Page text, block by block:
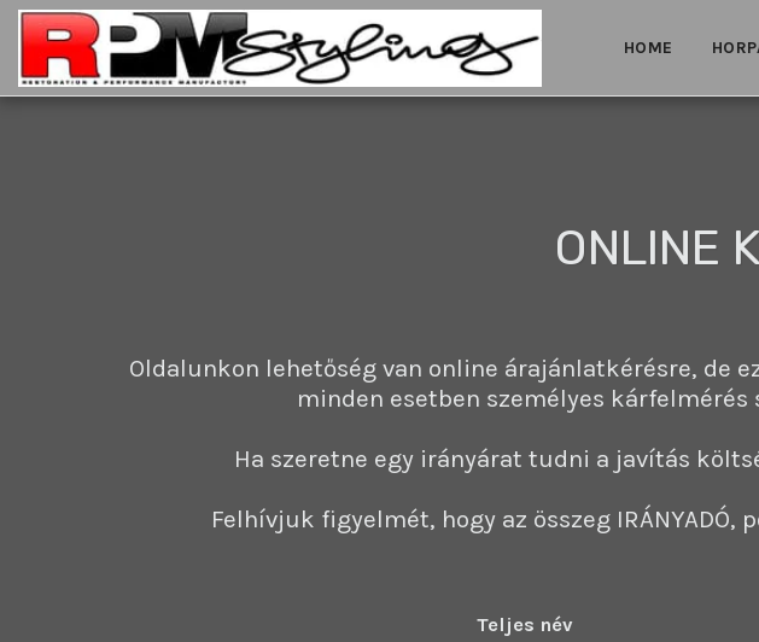
HOME
ONLINE
Oldalunkon lehetőség van online árajánlatkérésre, de ez
minden esetben személyes
Ha szeretne egy irányárat tudni a javítás
Felhívjuk figyelmét, hogy az összeg
Teljes név